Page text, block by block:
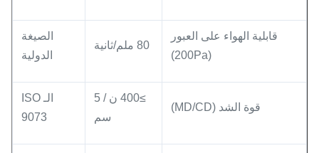
قابلية الهواء على العبور
(200Pa)
80 ملم/ثانية
الصيغة
الدولية
قوة الشد (MD/CD)
≥400 ن / 5
سم
الـ ISO
9073